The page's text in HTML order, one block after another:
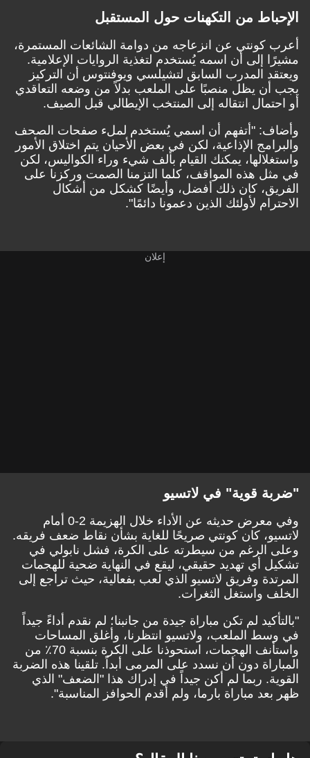
من التكهنات حول المستقبل
كونتي عن انزعاجه من دوامة الشائعات المستمرة،
إلى أن اسمه يُستخدم لتغذية الروايات الإعلامية.
المدرب السابق لتشيلسي ويوفنتوس أن التركيز
يظل منصبًا على الملعب بدلاً من وضعه التعاقدي
انتقاله إلى المنتخب الإيطالي قبل الصيف.
"أتفهم أن اسمي يُستخدم لملء صفحات الصحف
الإذاعية، لكن في بعض الأحيان يتم اختلاق الأمور
يمكنك القيام بألف شيء وراء الكواليس، لكن
هذه المواقف، كلما التزمنا الصمت وركزنا على
كان ذلك أفضل، وأيضًا كشكل من أشكال
لأولئك الذين دعمونا دائمًا".
قوية" في لاتسيو
وفي معرض حديثه عن الأداء خلال الهزيمة 2-0 أمام
كان كونتي صريحًا للغاية بشأن نقاط ضعف فريقه.
الرغم من سيطرته على الكرة، فشل نابولي في
أي تهديد حقيقي، ليقع في النهاية ضحية للهجمات
وفريق لاتسيو الذي لعب بفعالية، حيث تراجع إلى
واستغل الثغرات.
لم تكن مباراة جيدة من جانبنا؛ لم نقدم أداءً جيداً
الملعب، ولاتسيو انتظرنا، وأغلق المساحات
واستأنف الهجمات، استحوذنا على الكرة بنسبة 70٪ من
دون أن نسدد على المرمى أبداً. تلقينا هذه الضربة
ربما لم أكن جيداً في إدراك هذا "الضعف" الذي
مباراة بارما، ولم أقدم الحوافز المناسبة".